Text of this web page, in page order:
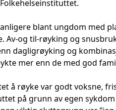
blant ungdom med
Av-og til-røyking og
dagligrøyking og
mer enn de med god
å røyke var godt voksne,
på grunn av egen